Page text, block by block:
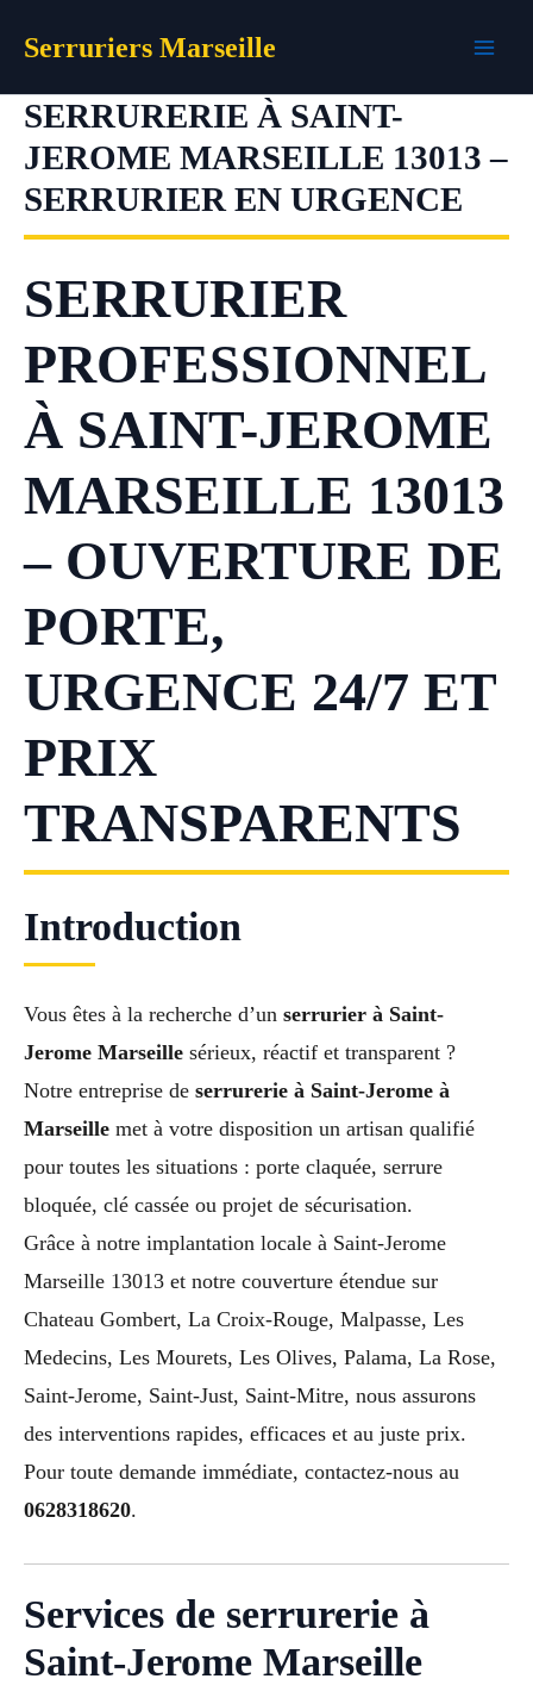
Serruriers Marseille
SERRURERIE À SAINT-
JEROME MARSEILLE 13013 –
SERRURIER EN URGENCE
SERRURIER
PROFESSIONNEL
À SAINT-JEROME
MARSEILLE 13013
– OUVERTURE DE
PORTE,
URGENCE 24/7 ET
PRIX
TRANSPARENTS
Introduction
Vous êtes à la recherche d’un serrurier à Saint-
Jerome Marseille sérieux, réactif et transparent ?
Notre entreprise de serrurerie à Saint-Jerome à
Marseille met à votre disposition un artisan qualifié
pour toutes les situations : porte claquée, serrure
bloquée, clé cassée ou projet de sécurisation.
Grâce à notre implantation locale à Saint-Jerome
Marseille 13013 et notre couverture étendue sur
Chateau Gombert, La Croix-Rouge, Malpasse, Les
Medecins, Les Mourets, Les Olives, Palama, La Rose,
Saint-Jerome, Saint-Just, Saint-Mitre, nous assurons
des interventions rapides, efficaces et au juste prix.
Pour toute demande immédiate, contactez-nous au
0628318620.
Services de serrurerie à
Saint-Jerome Marseille